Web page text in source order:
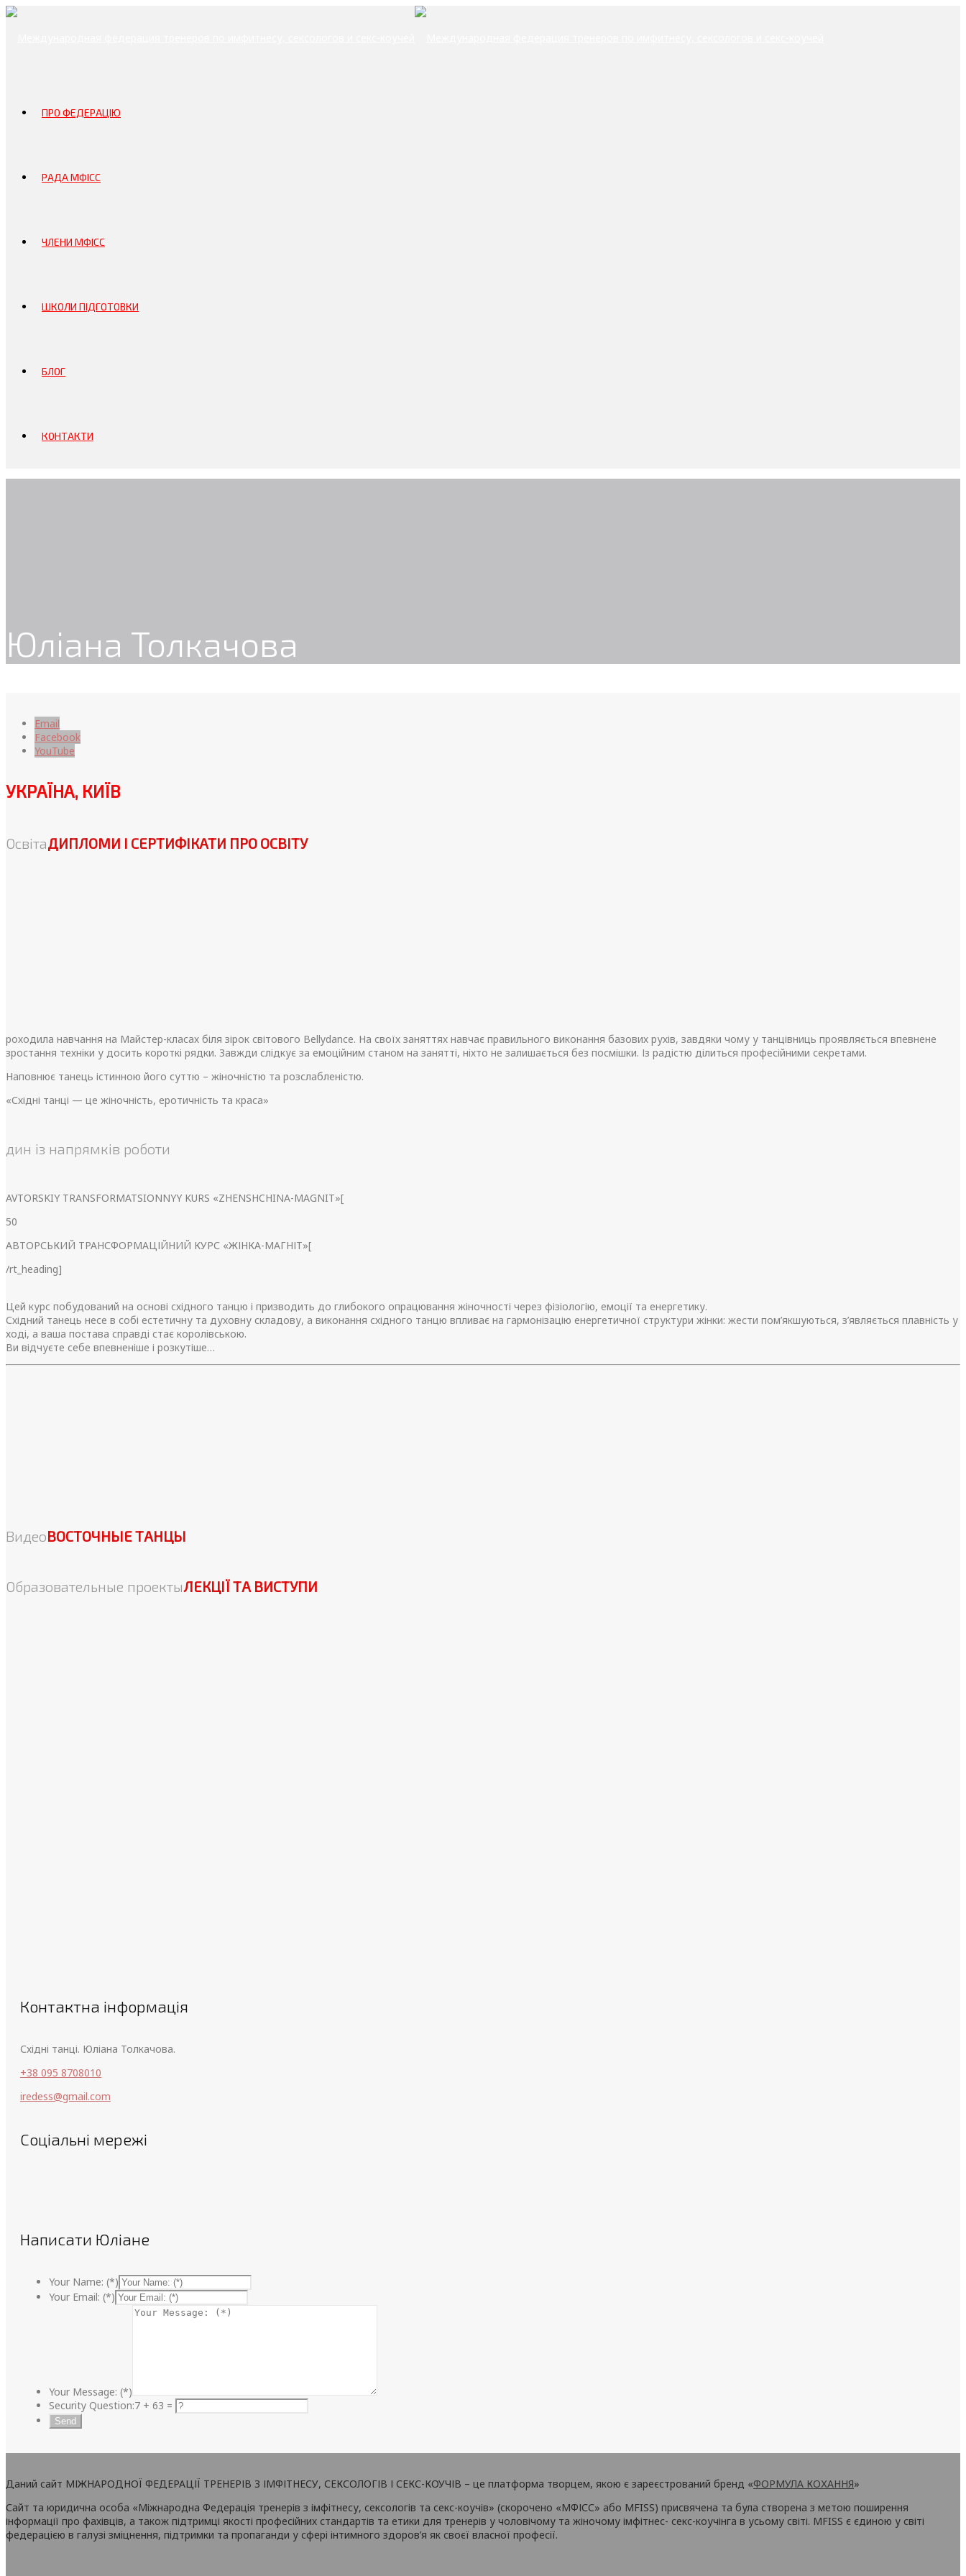
ПРО ФЕДЕРАЦІЮ
РАДА МФІСС
ЧЛЕНИ МФІСС
ШКОЛИ ПІДГОТОВКИ
БЛОГ
КОНТАКТИ
Юліана Толкачова
Email
Facebook
YouTube
УКРАЇНА, КИЇВ
ОсвітаДИПЛОМИ І СЕРТИФІКАТИ ПРО ОСВІТУ
роходила навчання на Майстер-класах біля зірок світового Bellydance. На своїх заняттях навчає правильного виконання базових рухів, завдяки чому у танцівниць проявляється впевнене
зростання техніки у досить короткі рядки. Завжди слідкує за емоційним станом на занятті, ніхто не залишається без посмішки. Із радістю ділиться професійними секретами.
Наповнює танець істинною його суттю – жіночністю та розслабленістю.
«Східні танці — це жіночність, еротичність та краса»
дин із напрямків роботи
AVTORSKIY TRANSFORMATSIONNYY KURS «ZHENSHCHINA-MAGNIT»[
50
АВТОРСЬКИЙ ТРАНСФОРМАЦІЙНИЙ КУРС «ЖІНКА-МАГНІТ»[
/rt_heading]
Цей курс побудований на основі східного танцю і призводить до глибокого опрацювання жіночності через фізіологію, емоції та енергетику.
Східний танець несе в собі естетичну та духовну складову, а виконання східного танцю впливає на гармонізацію енергетичної структури жінки: жести пом’якшуються, з’являється плавність у
ході, а ваша постава справді стає королівською.
Ви відчуєте себе впевненіше і розкутіше…
ВидеоВОСТОЧНЫЕ ТАНЦЫ
Образовательные проектыЛЕКЦІЇ ТА ВИСТУПИ
Контактна інформація
Східні танці. Юліана Толкачова.
+38 095 8708010
iredess@gmail.com
Соціальні мережі
Написати Юліане
Your Name: (*)
Your Email: (*)
Your Message: (*)
Security Question:7 + 63 =
Даний сайт МІЖНАРОДНОЇ ФЕДЕРАЦІЇ ТРЕНЕРІВ З ІМФІТНЕСУ, СЕКСОЛОГІВ І СЕКС-КОУЧІВ – це платформа творцем, якою є зареєстрований бренд «ФОРМУЛА КОХАННЯ»
Сайт та юридична особа «Міжнародна Федерація тренерів з імфітнесу, сексологів та секс-коучів» (скорочено «МФІСС» або MFISS) присвячена та була створена з метою поширення
інформації про фахівців, а також підтримці якості професійних стандартів та етики для тренерів у чоловічому та жіночому імфітнес- секс-коучінга в усьому світі. MFISS є єдиною у світі
федерацією в галузі зміцнення, підтримки та пропаганди у сфері інтимного здоров’я як своєї власної професії.